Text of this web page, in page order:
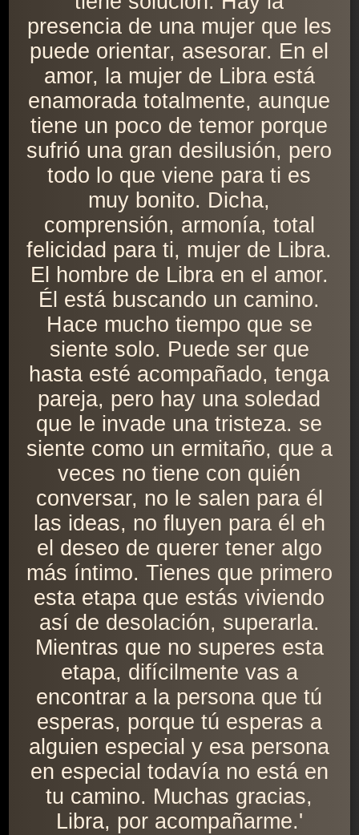
presencia de una mujer que les
puede orientar, asesorar. En el
amor, la mujer de Libra está
enamorada totalmente, aunque
tiene un poco de temor porque
sufrió una gran desilusión, pero
todo lo que viene para ti es
muy bonito. Dicha,
comprensión, armonía, total
felicidad para ti, mujer de Libra.
El hombre de Libra en el amor.
Él está buscando un camino.
Hace mucho tiempo que se
siente solo. Puede ser que
hasta esté acompañado, tenga
pareja, pero hay una soledad
que le invade una tristeza. se
siente como un ermitaño, que a
veces no tiene con quién
conversar, no le salen para él
las ideas, no fluyen para él eh
el deseo de querer tener algo
más íntimo. Tienes que primero
esta etapa que estás viviendo
así de desolación, superarla.
Mientras que no superes esta
etapa, difícilmente vas a
encontrar a la persona que tú
esperas, porque tú esperas a
alguien especial y esa persona
en especial todavía no está en
tu camino. Muchas gracias,
Libra, por acompañarme.'